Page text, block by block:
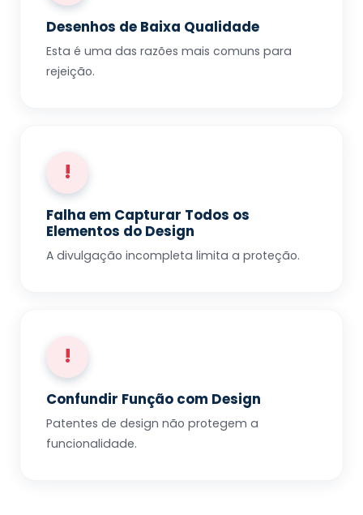
Desenhos de Baixa Qualidade
Esta é uma das razões mais comuns para
rejeição.
!
Falha em Capturar Todos os
Elementos do Design
A divulgação incompleta limita a proteção.
!
Confundir Função com Design
Patentes de design não protegem a
funcionalidade.